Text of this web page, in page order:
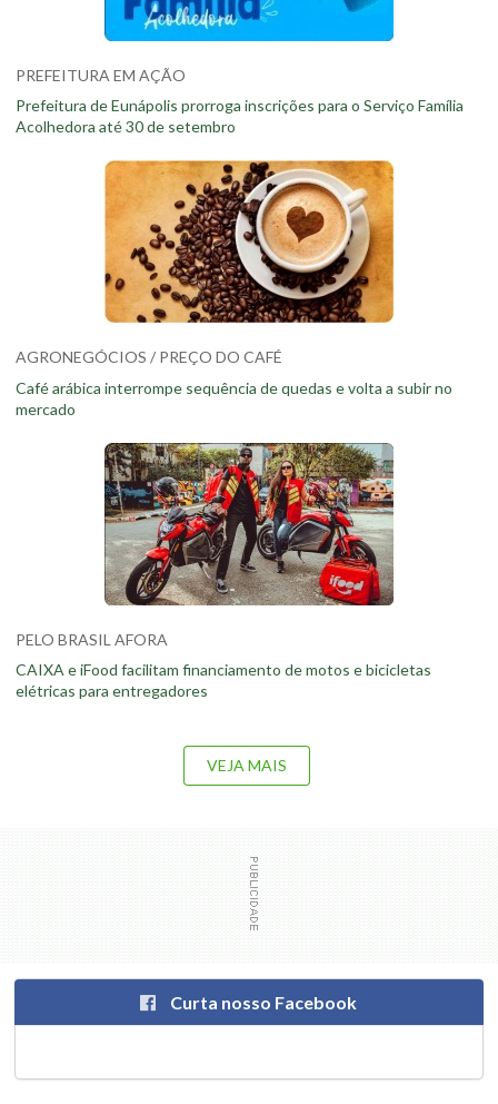
PREFEITURA EM AÇÃO
Prefeitura de Eunápolis prorroga inscrições para o Serviço Família
Acolhedora até 30 de setembro
AGRONEGÓCIOS / PREÇO DO CAFÉ
Café arábica interrompe sequência de quedas e volta a subir no
mercado
PELO BRASIL AFORA
CAIXA e iFood facilitam financiamento de motos e bicicletas
elétricas para entregadores
VEJA MAIS
Curta nosso Facebook